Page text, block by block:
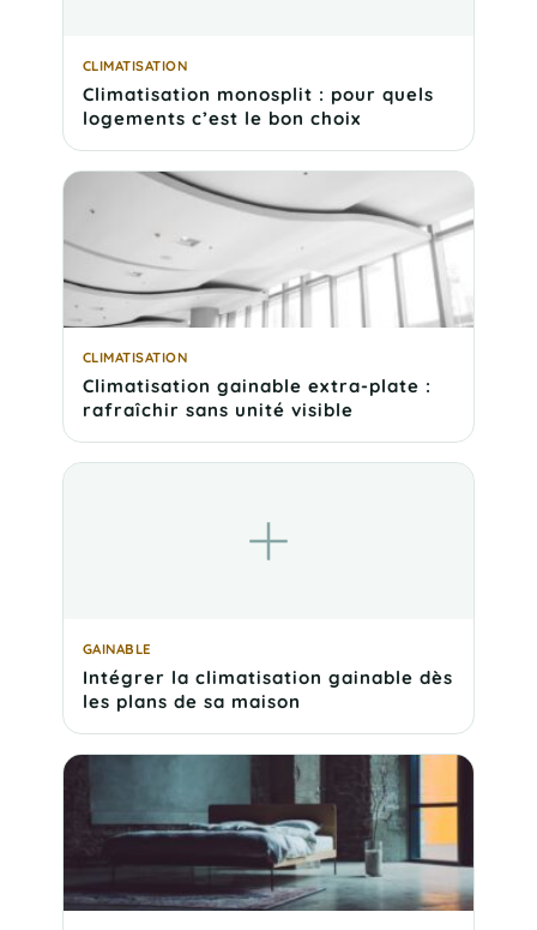
CLIMATISATION
Climatisation monosplit : pour quels
logements c’est le bon choix
CLIMATISATION
Climatisation gainable extra-plate :
rafraîchir sans unité visible
GAINABLE
Intégrer la climatisation gainable dès
les plans de sa maison